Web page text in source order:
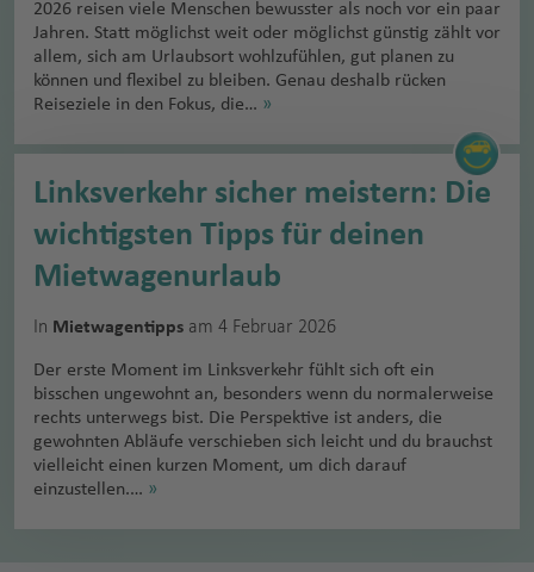
2026 reisen viele Menschen bewusster als noch vor ein paar
Jahren. Statt möglichst weit oder möglichst günstig zählt vor
allem, sich am Urlaubsort wohlzufühlen, gut planen zu
können und flexibel zu bleiben. Genau deshalb rücken
Reiseziele in den Fokus, die… »
Linksverkehr sicher meistern: Die
wichtigsten Tipps für deinen
Mietwagenurlaub
In Mietwagentipps am 4 Februar 2026
Der erste Moment im Linksverkehr fühlt sich oft ein
bisschen ungewohnt an, besonders wenn du normalerweise
rechts unterwegs bist. Die Perspektive ist anders, die
gewohnten Abläufe verschieben sich leicht und du brauchst
vielleicht einen kurzen Moment, um dich darauf
einzustellen.… »